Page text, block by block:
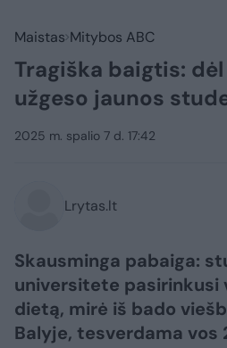
Maistas Mitybos ABC
Tragiška baigtis:
užgeso jaunos
2025 m. spalio 7 d. 17:42
Lrytas.lt
Skausminga pabaiga:
universitete pasirinkusi
dietą, mirė iš bado
Balyje, tesverdama vos